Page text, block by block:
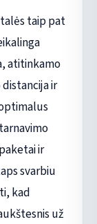
taip pat
atitinkamo
ir
ir
svarbiu
kad
už